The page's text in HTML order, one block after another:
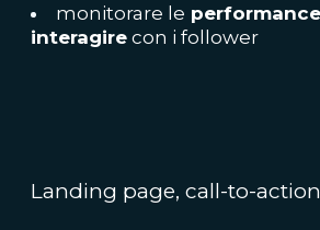
monitorare le performance
interagire con i follower
Landing page, call-to-